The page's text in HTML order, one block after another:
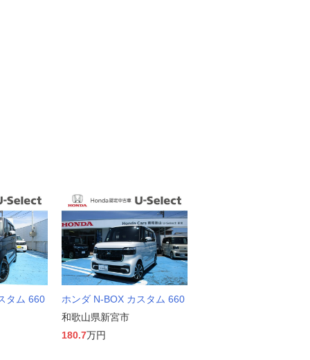
タム 660
ホンダ N-BOX カスタム 660
和歌山県新宮市
180.7万円